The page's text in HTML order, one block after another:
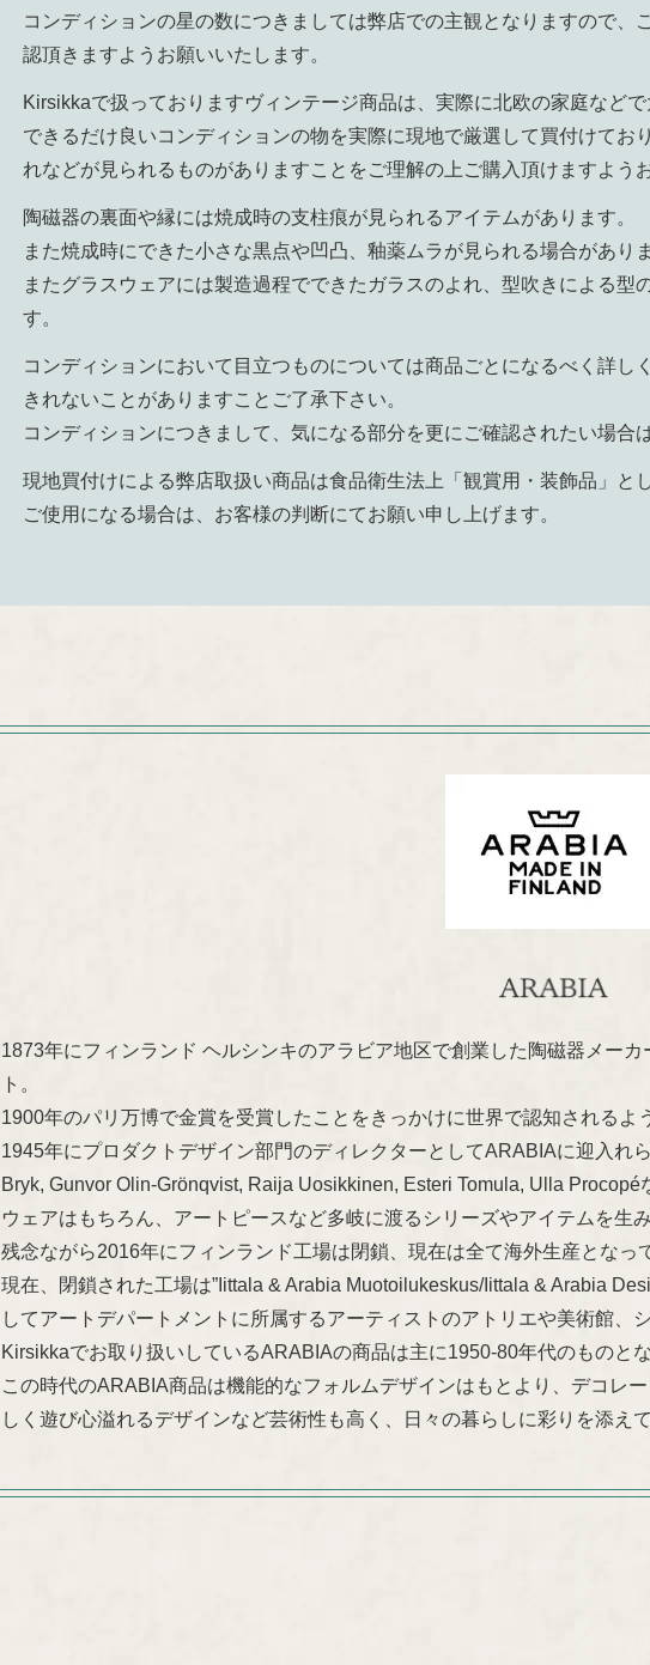
コンディションの星の数につきましては弊店での主観となりますので、
認頂きますようお願いいたします。
Kirsikkaで扱っておりますヴィンテージ商品は、実際に北欧の家庭など
できるだけ良いコンディションの物を実際に現地で厳選して買付けてお
れなどが見られるものがありますことをご理解の上ご購入頂けますよう
陶磁器の裏面や縁には焼成時の支柱痕が見られるアイテムがあります。
また焼成時にできた小さな黒点や凹凸、釉薬ムラが見られる場合がありま
またグラスウェアには製造過程でできたガラスのよれ、型吹きによる型
す。
コンディションにおいて目立つものについては商品ごとになるべく詳し
きれないことがありますことご了承下さい。
コンディションにつきまして、気になる部分を更にご確認されたい場合
現地買付けによる弊店取扱い商品は食品衛生法上「観賞用・装飾品」と
ご使用になる場合は、お客様の判断にてお願い申し上げます。
1873年にフィンランド ヘルシンキのアラビア地区で創業した陶磁器メー
ト。
1900年のパリ万博で金賞を受賞したことをきっかけに世界で認知されるよ
1945年にプロダクトデザイン部門のディレクターとしてARABIAに迎入れ
Bryk, Gunvor Olin-Grönqvist, Raija Uosikkinen, Esteri Tomula, Ulla
ウェアはもちろん、アートピースなど多岐に渡るシリーズやアイテムを生
残念ながら2016年にフィンランド工場は閉鎖、現在は全て海外生産となっ
現在、閉鎖された工場は”Iittala & Arabia Muotoilukeskus/Iittala & Arabia
してアートデパートメントに所属するアーティストのアトリエや美術館、
Kirsikkaでお取り扱いしているARABIAの商品は主に1950-80年代のものとな
この時代のARABIA商品は機能的なフォルムデザインはもとより、デコレ
しく遊び心溢れるデザインなど芸術性も高く、日々の暮らしに彩りを添え